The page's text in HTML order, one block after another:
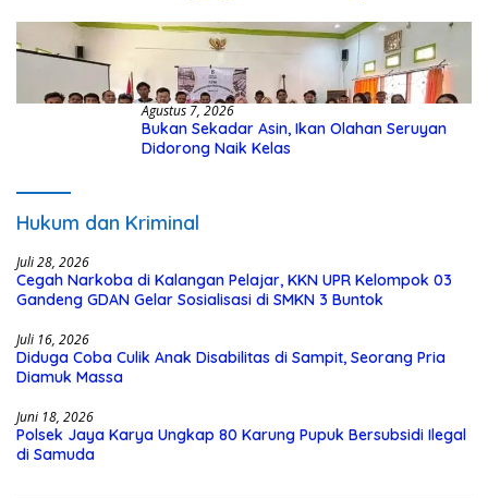
Agustus 7, 2026
Bukan Sekadar Asin, Ikan Olahan Seruyan
Didorong Naik Kelas
Hukum dan Kriminal
Juli 28, 2026
Cegah Narkoba di Kalangan Pelajar, KKN UPR Kelompok 03
Gandeng GDAN Gelar Sosialisasi di SMKN 3 Buntok
Juli 16, 2026
Diduga Coba Culik Anak Disabilitas di Sampit, Seorang Pria
Diamuk Massa
Juni 18, 2026
Polsek Jaya Karya Ungkap 80 Karung Pupuk Bersubsidi Ilegal
di Samuda